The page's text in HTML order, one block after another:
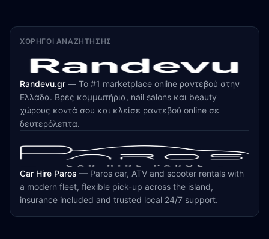
ΧΟΡΗΓΟΊ ΑΝΑΖΉΤΗΣΗΣ
Randevu.gr — Το #1 marketplace online ραντεβού στην
Ελλάδα. Βρες κομμωτήρια, nail salons και beauty
χώρους κοντά σου και κλείσε ραντεβού online σε
δευτερόλεπτα.
Car Hire Paros — Paros car, ATV and scooter rentals with
a modern fleet, flexible pick-up across the island,
insurance included and trusted local 24/7 support.